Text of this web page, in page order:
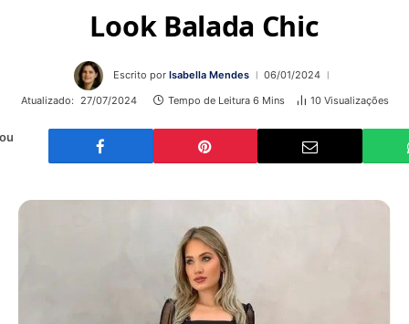
Look Balada Chic
Escrito por Isabella Mendes
06/01/2024
Atualizado: 27/07/2024 Tempo de Leitura 6 Mins 10 Visualizações